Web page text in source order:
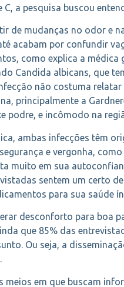
C, a pesquisa buscou
de mudanças no odor e
acabam por confundir
como explica a médica
Candida albicans, que
não costuma
principalmente a
podre, e incômodo na
ambas infecções têm
e vergonha,
muito em sua
sentem um certo
para sua saúde
desconforto para boa
que 85% das
Ou seja, a
meios em que buscam